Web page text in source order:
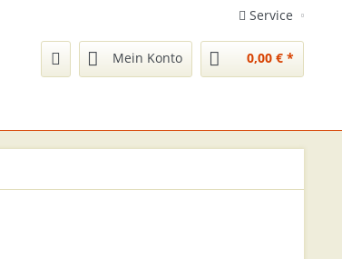
Service
Mein Konto 0,00 € *